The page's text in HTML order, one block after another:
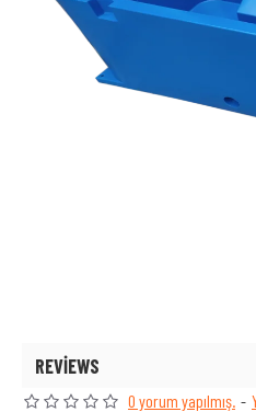
REVIEWS
0 yorum yapılmış. -